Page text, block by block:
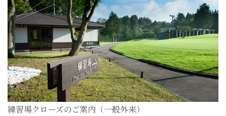
練習場クローズのご案内（一般外来）